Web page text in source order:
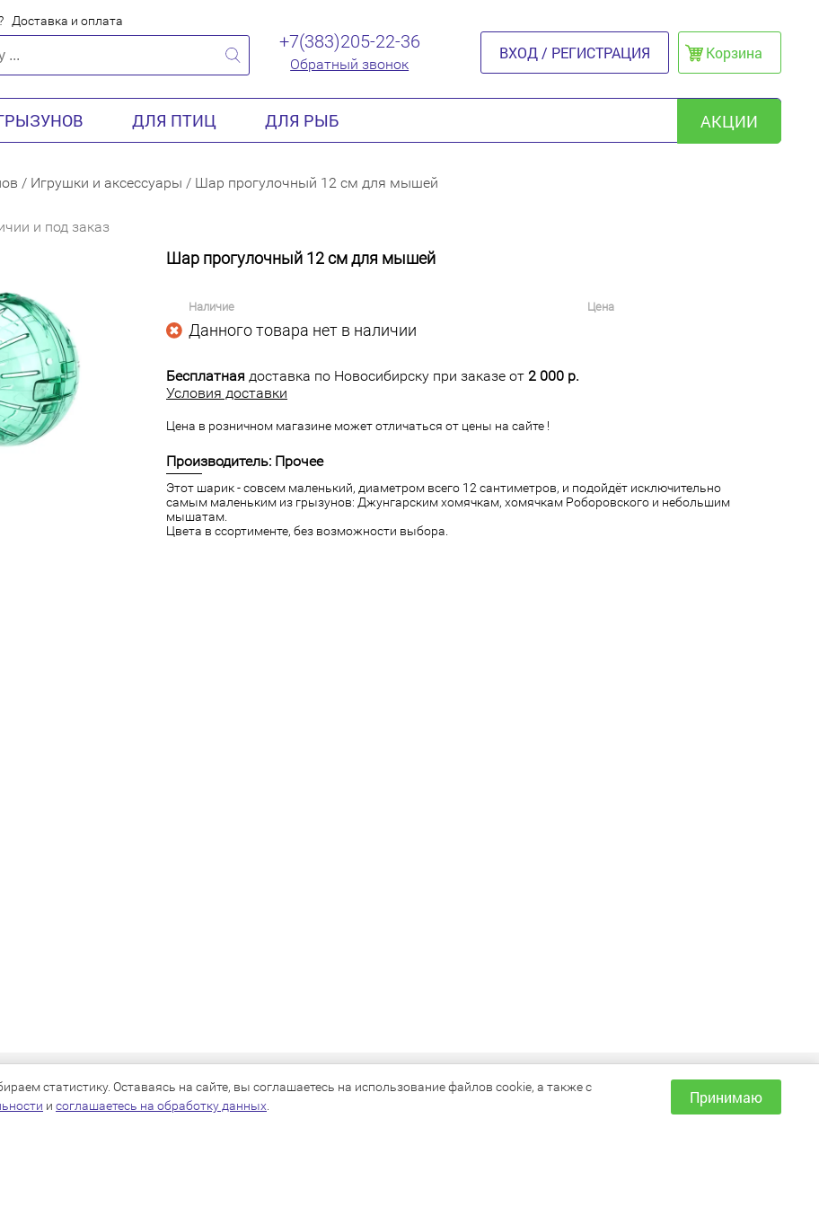
Доставка и оплата
+7(383)205-22-36
Обратный звонок
ВХОД / РЕГИСТРАЦИЯ Корзина
ДЛЯ ПТИЦ ДЛЯ РЫБ АКЦИИ
/ Игрушки и аксессуары / Шар прогулочный 12 см для мышей
и под заказ
Шар прогулочный 12 см для мышей
Наличие Цена
Данного товара нет в наличии
Бесплатная доставка по Новосибирску при заказе от 2 000 р.
Условия доставки
Цена в розничном магазине может отличаться от цены на сайте !
Производитель: Прочее
Этот шарик - совсем маленький, диаметром всего 12 сантиметров, и подойдёт исключительно
самым маленьким из грызунов: Джунгарским хомячкам, хомячкам Роборовского и небольшим
мышатам.
Цвета в ссортименте, без возможности выбора.
КАТАЛОГ
Для собак
ИНФОРМАЦИЯ
Как сделать заказ?
статистику. Оставаясь на сайте, вы соглашаетесь на использование файлов cookie, а также с
и соглашаетесь на обработку данных Принимаю